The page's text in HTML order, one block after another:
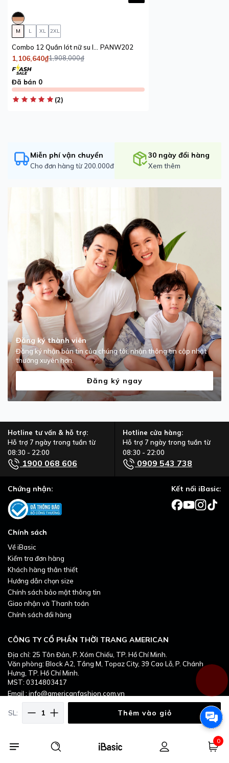
0
SL: Thêm vào giỏ
Combo 12 Quần lót nữ su lạnh iBasic không
đường may bonding phom lọt khe PANW202
- Quần lót nữ su lạnh iBasic đem đến sự mềm mại, quyến rũ và
- Quần không đường may, cảm giác mặc như không mặc cho
M L XL 2XL
PANW202
1,106,640₫1,908,000₫
(2)
Đã bán 0
Miễn phí vận chuyển
Cho đơn hàng từ 200.000đ
30 ngày đổi hàng
Xem thêm
Đăng ký thành viên
Đăng ký nhận bản tin của chúng tôi, nhận thông tin cập nhật
thường xuyên hơn.
Đăng ký ngay
Hotline tư vấn & hỗ trợ:
Hỗ trợ 7 ngày trong tuần từ
08:30 - 22:00
1900 068 606
Hotline cửa hàng:
Hỗ trợ 7 ngày trong tuần từ
08:30 - 22:00
0909 543 738
CÔNG TY CỔ PHẦN THỜI TRANG AMERICAN
Địa chỉ: 25 Tôn Đản, P. Xóm Chiếu, TP. Hồ Chí Minh.
Văn phòng: Block A2, Tầng M, Topaz City, 39 Cao Lỗ, P. Chánh
Hưng, TP. Hồ Chí Minh.
MST: 0314803417
Email : info@americanfashion.com.vn
Chính sách
Về iBasic
Kiểm tra đơn hàng
Khách hàng thân thiết
Hướng dẫn chọn size
Chính sách bảo mật thông tin
Giao nhận và Thanh toán
Chính sách đổi hàng
Chứng nhận: Kết nối iBasic: